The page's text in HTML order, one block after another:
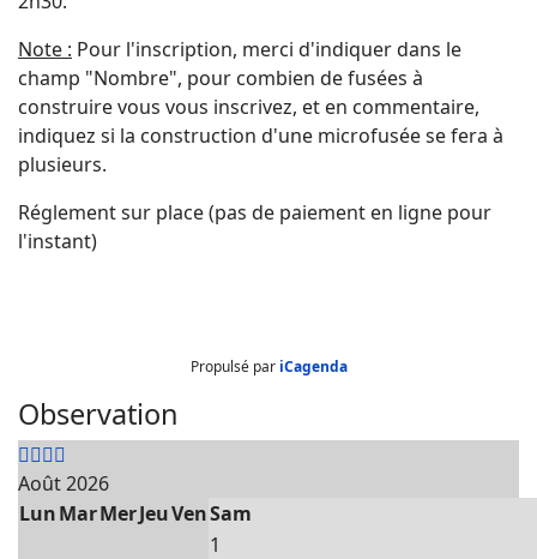
Note : Pour l'inscription, merci d'indiquer dans le
champ "Nombre", pour combien de fusées à
construire vous vous inscrivez, et en commentaire,
indiquez si la construction d'une microfusée se fera à
plusieurs.
Réglement sur place (pas de paiement en ligne pour
l'instant)
Propulsé par iCagenda
Observation
Août 2026
LunMarMerJeuVenSam
1